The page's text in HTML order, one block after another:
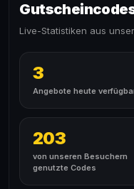
Live-Statistiken aus
3
Angebote heute
203
von unseren Besuchern
genutzte Codes